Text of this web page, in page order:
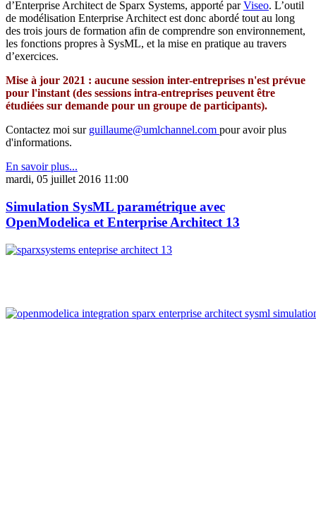
d’Enterprise Architect de Sparx Systems, apporté parViseo. L’outil
de modélisation Enterprise Architect est donc abordé tout au long
des trois jours de formation afin de comprendre son environnement,
les fonctions propres à SysML, et la mise en pratique au travers
d’exercices.
Mise à jour 2021 : aucune session inter-entreprises n'est prévue
pour l'instant (des sessions intra-entreprises peuvent être
étudiées sur demande pour un groupe de participants).
Contactez moi sur guillaume@umlchannel.com pour avoir plus
d'informations.
En savoir plus...
mardi, 05 juillet 2016 11:00
Simulation SysML paramétrique avec
OpenModelica et Enterprise Architect 13